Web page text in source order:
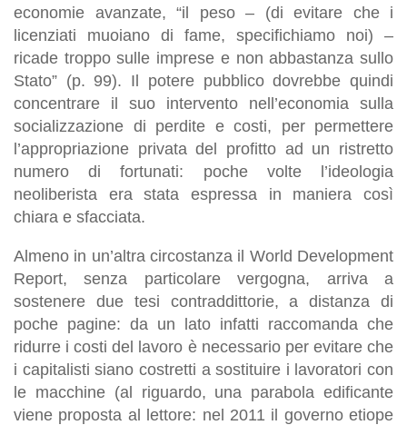
economie avanzate, “il peso – (di evitare che i
licenziati muoiano di fame, specifichiamo noi) –
ricade troppo sulle imprese e non abbastanza sullo
Stato” (p. 99). Il potere pubblico dovrebbe quindi
concentrare il suo intervento nell’economia sulla
socializzazione di perdite e costi, per permettere
l’appropriazione privata del profitto ad un ristretto
numero di fortunati: poche volte l’ideologia
neoliberista era stata espressa in maniera così
chiara e sfacciata.
Almeno in un’altra circostanza il World Development
Report, senza particolare vergogna, arriva a
sostenere due tesi contraddittorie, a distanza di
poche pagine: da un lato infatti raccomanda che
ridurre i costi del lavoro è necessario per evitare che
i capitalisti siano costretti a sostituire i lavoratori con
le macchine (al riguardo, una parabola edificante
viene proposta al lettore: nel 2011 il governo etiope